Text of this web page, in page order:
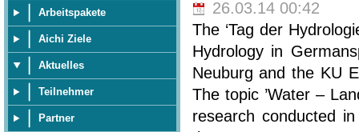
Arbeitspakete
Aichi Ziele
Aktuelles
Teilnehmer
Partner
26.03.14 00:42
The ‘Tag der
Hydrology in
Neuburg and the KU
The topic ’Water –
research conducted